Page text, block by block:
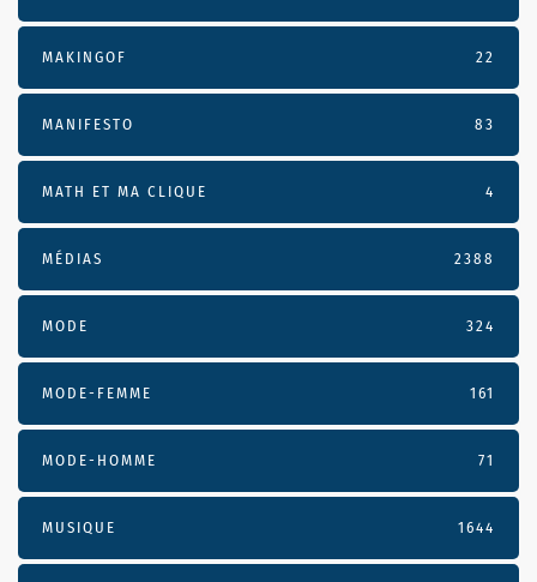
MAKINGOF 22
MANIFESTO 83
MATH ET MA CLIQUE 4
MÉDIAS 2388
MODE 324
MODE-FEMME 161
MODE-HOMME 71
MUSIQUE 1644